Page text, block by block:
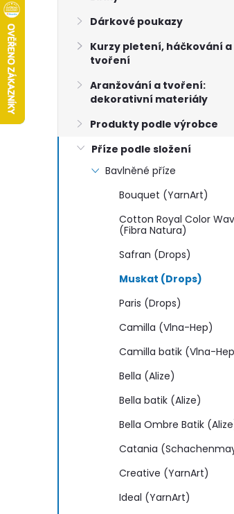
Dárkové poukazy
Kurzy pletení, háčkování a
tvoření
Aranžování a tvoření:
dekorativní materiály
Produkty podle výrobce
Příze podle složení
Bavlněné příze
Bouquet (YarnArt)
Cotton Royal Color
(Fibra Natura)
Safran (Drops)
Muskat (Drops)
Paris (Drops)
Camilla (Vlna-Hep)
Camilla batik (Vlna-
Bella (Alize)
Bella batik (Alize)
Bella Ombre Batik
Catania
Creative (YarnArt)
Ideal (YarnArt)